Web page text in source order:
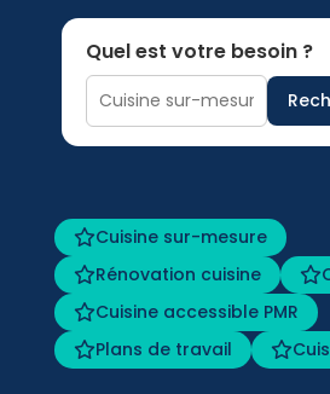
Quel est votre besoin ?
Cuisine sur-mesure
Rénovation cuisine
Cuisine accessible PMR
Plans de travail